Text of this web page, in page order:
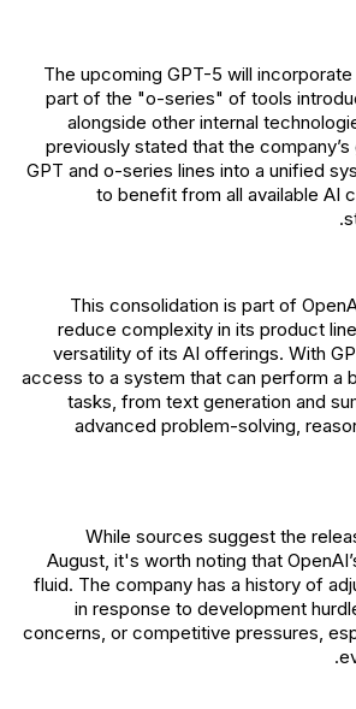
The upcoming GPT-5 will incorporate
part of the "o-series" of tools
alongside other internal
previously stated that the
GPT and o-series lines into a unified
to benefit from all available AI
This consolidation is part of
reduce complexity in its product
versatility of its AI offerings. With
access to a system that can perform a
tasks, from text generation and
advanced problem-solving,
While sources suggest the
August, it's worth noting that
fluid. The company has a history of
in response to development
concerns, or competitive pressures,